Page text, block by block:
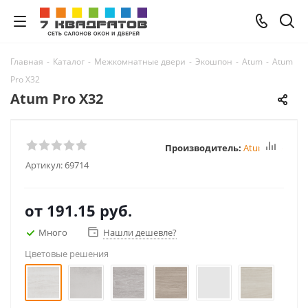
Главная - Каталог - Межкомнатные двери - Экошпон - Atum - Atum
Pro Х32
Atum Pro Х32
Артикул:69714
Производитель: Atum Pro
от 191.15 руб.
Много
Нашли дешевле?
Цветовые решения